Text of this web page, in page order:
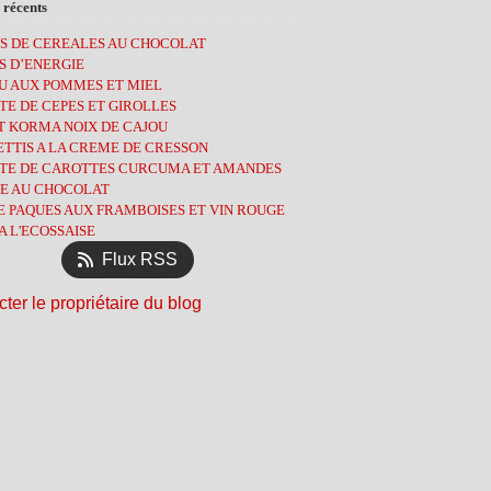
(2)(2)
(1)
(3)
(2)
(5)
(4)
(7)
(3)
(6)
(13)
(5)
(10)
(11)
(8)
(9)
(8)
(3)
(9)
(4)
(14)
(11)
(12)
DE CEREALES AU CHOCOLAT
D’ENERGIE
AUX POMMES ET MIEL
DE CEPES ET GIROLLES
KORMA NOIX DE CAJOU
A LA CREME DE CRESSON
DE CAROTTES CURCUMA ET AMANDES
AU CHOCOLAT
PAQUES AUX FRAMBOISES ET VIN ROUGE
L'ECOSSAISE
Flux RSS
le propriétaire du blog